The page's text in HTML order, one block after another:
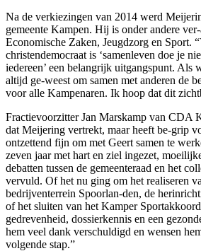
Na de verkiezingen van 2014 werd
gemeente Kampen. Hij is onder andere
Economische Zaken, Jeugdzorg en Sport.
christendemocraat is ‘samenleven doe je
iedereen’ een belangrijk uitgangspunt. Als
altijd ge-weest om samen met anderen de
voor alle Kampenaren. Ik hoop dat dit
Fractievoorzitter Jan Marskamp van CDA
dat Meijering vertrekt, maar heeft be-grip
ontzettend fijn om met Geert samen te
zeven jaar met hart en ziel ingezet,
debatten tussen de gemeenteraad en het
vervuld. Of het nu ging om het realiseren
bedrijventerrein Spoorlan-den, de
of het sluiten van het Kamper
gedrevenheid, dossierkennis en een
hem veel dank verschuldigd en wensen
volgende stap.”